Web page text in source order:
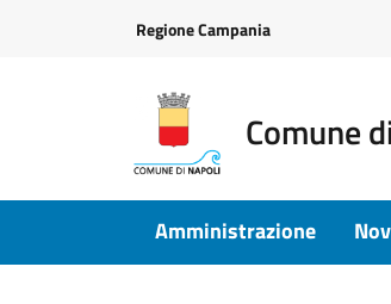
Regione Campania
Comune
Amministrazione